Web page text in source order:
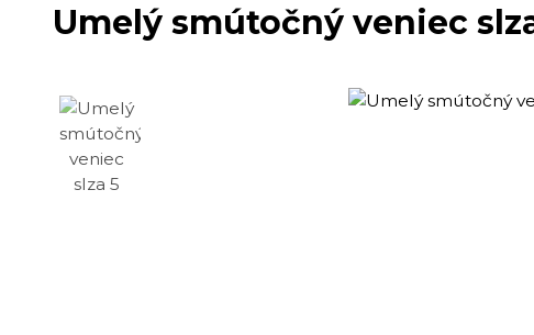
Umelý smútočný veniec